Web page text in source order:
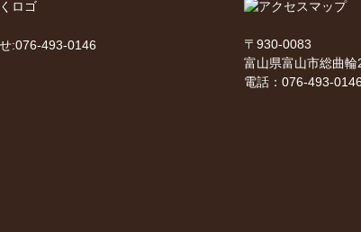
〒930-0083
富山県富山市総曲
電話：076-493-0146